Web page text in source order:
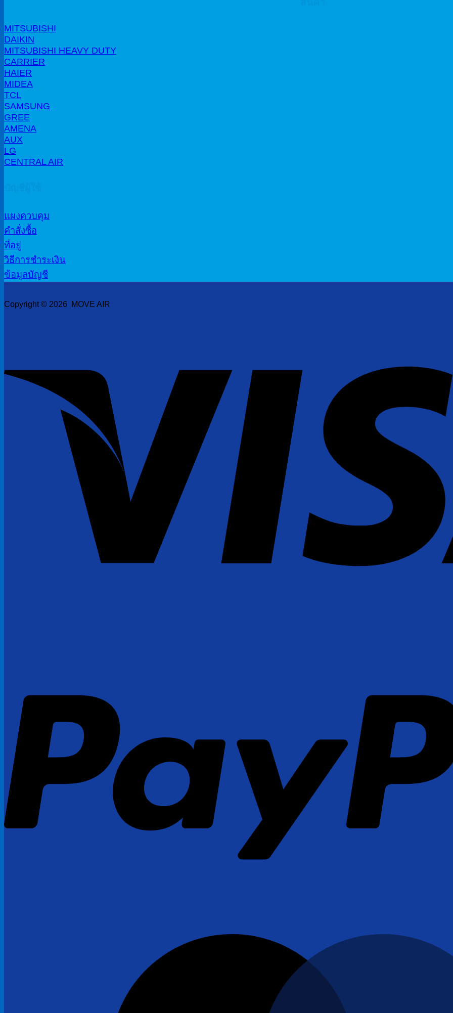
MITSUBISHI
DAIKIN
MITSUBISHI HEAVY DUTY
CARRIER
HAIER
MIDEA
TCL
SAMSUNG
GREE
AMENA
AUX
LG
CENTRAL AIR
แผงควบคุม
คำสั่งซื้อ
ที่อยู่
วิธีการชำระเงิน
ข้อมูลบัญชี
Copyright © 2026 MOVE AIR